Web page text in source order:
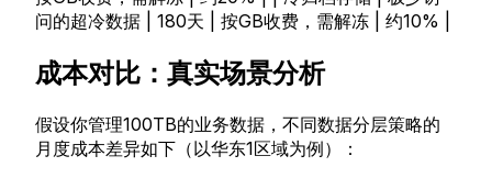
问的超冷数据 | 180天 | 按GB收费，需解冻 | 约10% |
成本对比：真实场景分析
假设你管理100TB的业务数据，不同数据分层策略的
月度成本差异如下（以华东1区域为例）：